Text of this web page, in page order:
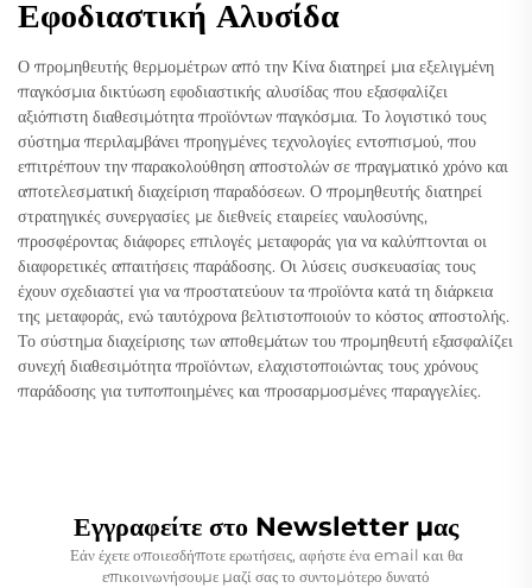
Εφοδιαστική Αλυσίδα
Ο προμηθευτής θερμομέτρων από την Κίνα διατηρεί μια εξελιγμένη
παγκόσμια δικτύωση εφοδιαστικής αλυσίδας που εξασφαλίζει
αξιόπιστη διαθεσιμότητα προϊόντων παγκόσμια. Το λογιστικό τους
σύστημα περιλαμβάνει προηγμένες τεχνολογίες εντοπισμού, που
επιτρέπουν την παρακολούθηση αποστολών σε πραγματικό χρόνο και
αποτελεσματική διαχείριση παραδόσεων. Ο προμηθευτής διατηρεί
στρατηγικές συνεργασίες με διεθνείς εταιρείες ναυλοσύνης,
προσφέροντας διάφορες επιλογές μεταφοράς για να καλύπτονται οι
διαφορετικές απαιτήσεις παράδοσης. Οι λύσεις συσκευασίας τους
έχουν σχεδιαστεί για να προστατεύουν τα προϊόντα κατά τη διάρκεια
της μεταφοράς, ενώ ταυτόχρονα βελτιστοποιούν το κόστος αποστολής.
Το σύστημα διαχείρισης των αποθεμάτων του προμηθευτή εξασφαλίζει
συνεχή διαθεσιμότητα προϊόντων, ελαχιστοποιώντας τους χρόνους
παράδοσης για τυποποιημένες και προσαρμοσμένες παραγγελίες.
Εγγραφείτε στο Newsletter μας
Εάν έχετε οποιεσδήποτε ερωτήσεις, αφήστε ένα email και θα
επικοινωνήσουμε μαζί σας το συντομότερο δυνατό